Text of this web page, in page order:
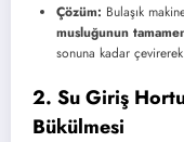
Çözüm: Bulaşık
musluğunun
sonuna kadar
2. Su Giriş
Bükülmesi